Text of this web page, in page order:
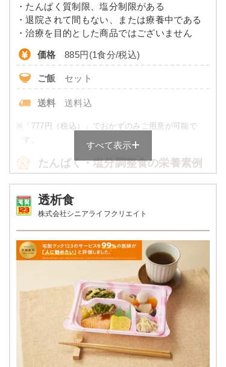
コレステロール -
て異なる場合がございます。 ごはんセットでの栄養
例
小松菜の胡麻風味浸し
飛龍頭の煮物
栄養素
535kcal、たんぱく質：20.5g、脂質：14.1g、炭
水化物：76.9g、ナトリウム：647mg、食塩相当
量：1.6g
ご飯セットの栄養素です。お弁当献立の一例と
その栄養価のため、実際にご提供可能なメニュ
ーではないのでご注意ください。
・たんぱく質制限、塩分制限がある
・退院されて間もない、または療養中である
・治療を目的とした商品ではございません
価格 885円(1食分/税込)
ご飯 セット
送料 送料込
※ 「777円（税込）」でおかずのみご用意が可能で
す。
たんぱく・塩分調整食の栄養素例
品数
カロリー 570～630kcal
塩分 2.0g未満
-
-
リン 230㎎以下
すべて表示
透析食
株式会社シニアライフクリエイト